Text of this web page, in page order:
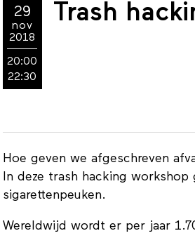
29
nov
2018
20:00
22:30
Trash
Hoe geven we afgeschreven
In deze trash hacking
sigarettenpeuken.
Wereldwijd wordt er per jaar